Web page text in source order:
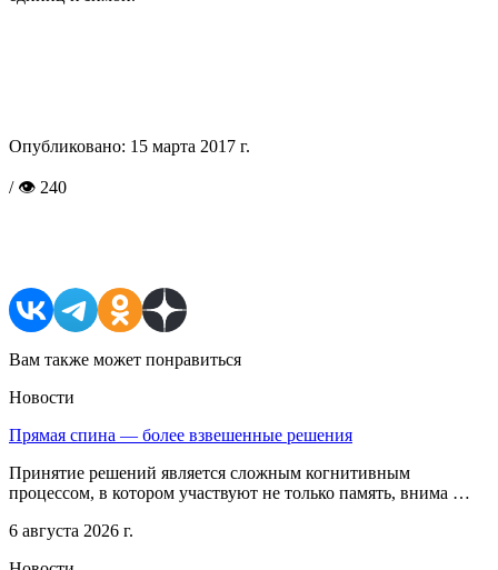
Опубликовано: 15 марта 2017 г.
/ 👁 240
Вам также может понравиться
Новости
Прямая спина — более взвешенные решения
Принятие решений является сложным когнитивным
процессом, в котором участвуют не только память, внима …
6 августа 2026 г.